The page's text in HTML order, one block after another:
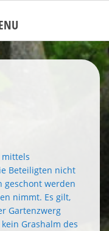
mittels
Beteiligten nicht
geschont werden
nimmt. Es gilt,
Gartenzwerg
Grashalm des